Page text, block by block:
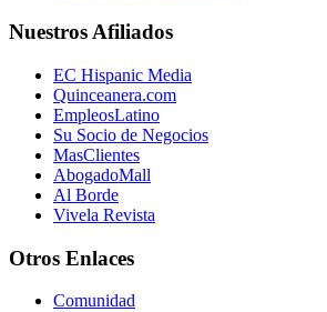
Nuestros Afiliados
EC Hispanic Media
Quinceanera.com
EmpleosLatino
Su Socio de Negocios
MasClientes
AbogadoMall
Al Borde
Vivela Revista
Otros Enlaces
Comunidad